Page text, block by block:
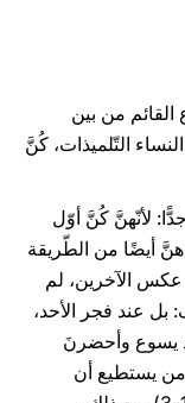
القائم من بين
التّلميذات، كُنَّ
لأنّهنَّ كُنَّ أوّل
هنَّ أيضًا من الطّريقة
عكس الآخرين، لم
بل عند فجر الأحد،
يسوع وأحضرنَ
يستطيع أن